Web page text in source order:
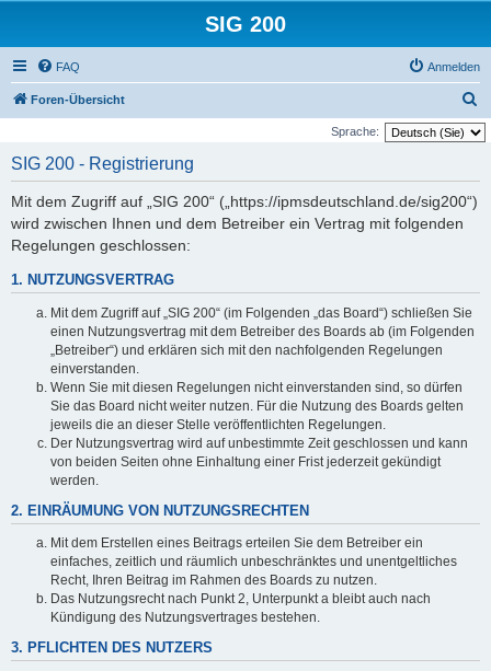
SIG 200
FAQ Anmelden
Foren-Übersicht
u
Sprache:
SIG 200 - Registrierung
Mit dem Zugriff auf „SIG 200“ („https://ipmsdeutschland.de/sig200“)
wird zwischen Ihnen und dem Betreiber ein Vertrag mit folgenden
Regelungen geschlossen:
1. NUTZUNGSVERTRAG
Mit dem Zugriff auf „SIG 200“ (im Folgenden „das Board“) schließen Sie
einen Nutzungsvertrag mit dem Betreiber des Boards ab (im Folgenden
„Betreiber“) und erklären sich mit den nachfolgenden Regelungen
einverstanden.
Wenn Sie mit diesen Regelungen nicht einverstanden sind, so dürfen
Sie das Board nicht weiter nutzen. Für die Nutzung des Boards gelten
jeweils die an dieser Stelle veröffentlichten Regelungen.
Der Nutzungsvertrag wird auf unbestimmte Zeit geschlossen und kann
von beiden Seiten ohne Einhaltung einer Frist jederzeit gekündigt
werden.
2. EINRÄUMUNG VON NUTZUNGSRECHTEN
Mit dem Erstellen eines Beitrags erteilen Sie dem Betreiber ein
einfaches, zeitlich und räumlich unbeschränktes und unentgeltliches
Recht, Ihren Beitrag im Rahmen des Boards zu nutzen.
Das Nutzungsrecht nach Punkt 2, Unterpunkt a bleibt auch nach
Kündigung des Nutzungsvertrages bestehen.
3. PFLICHTEN DES NUTZERS